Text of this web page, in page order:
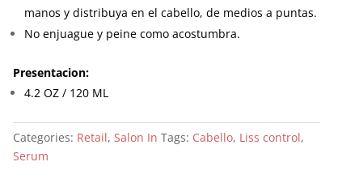
manos y distribuya en el cabello, de medios a puntas.
No enjuague y peine como acostumbra.
Presentacion:
4.2 OZ / 120 ML
Categories: Retail,Salon In Tags: Cabello, Liss control,
Serum